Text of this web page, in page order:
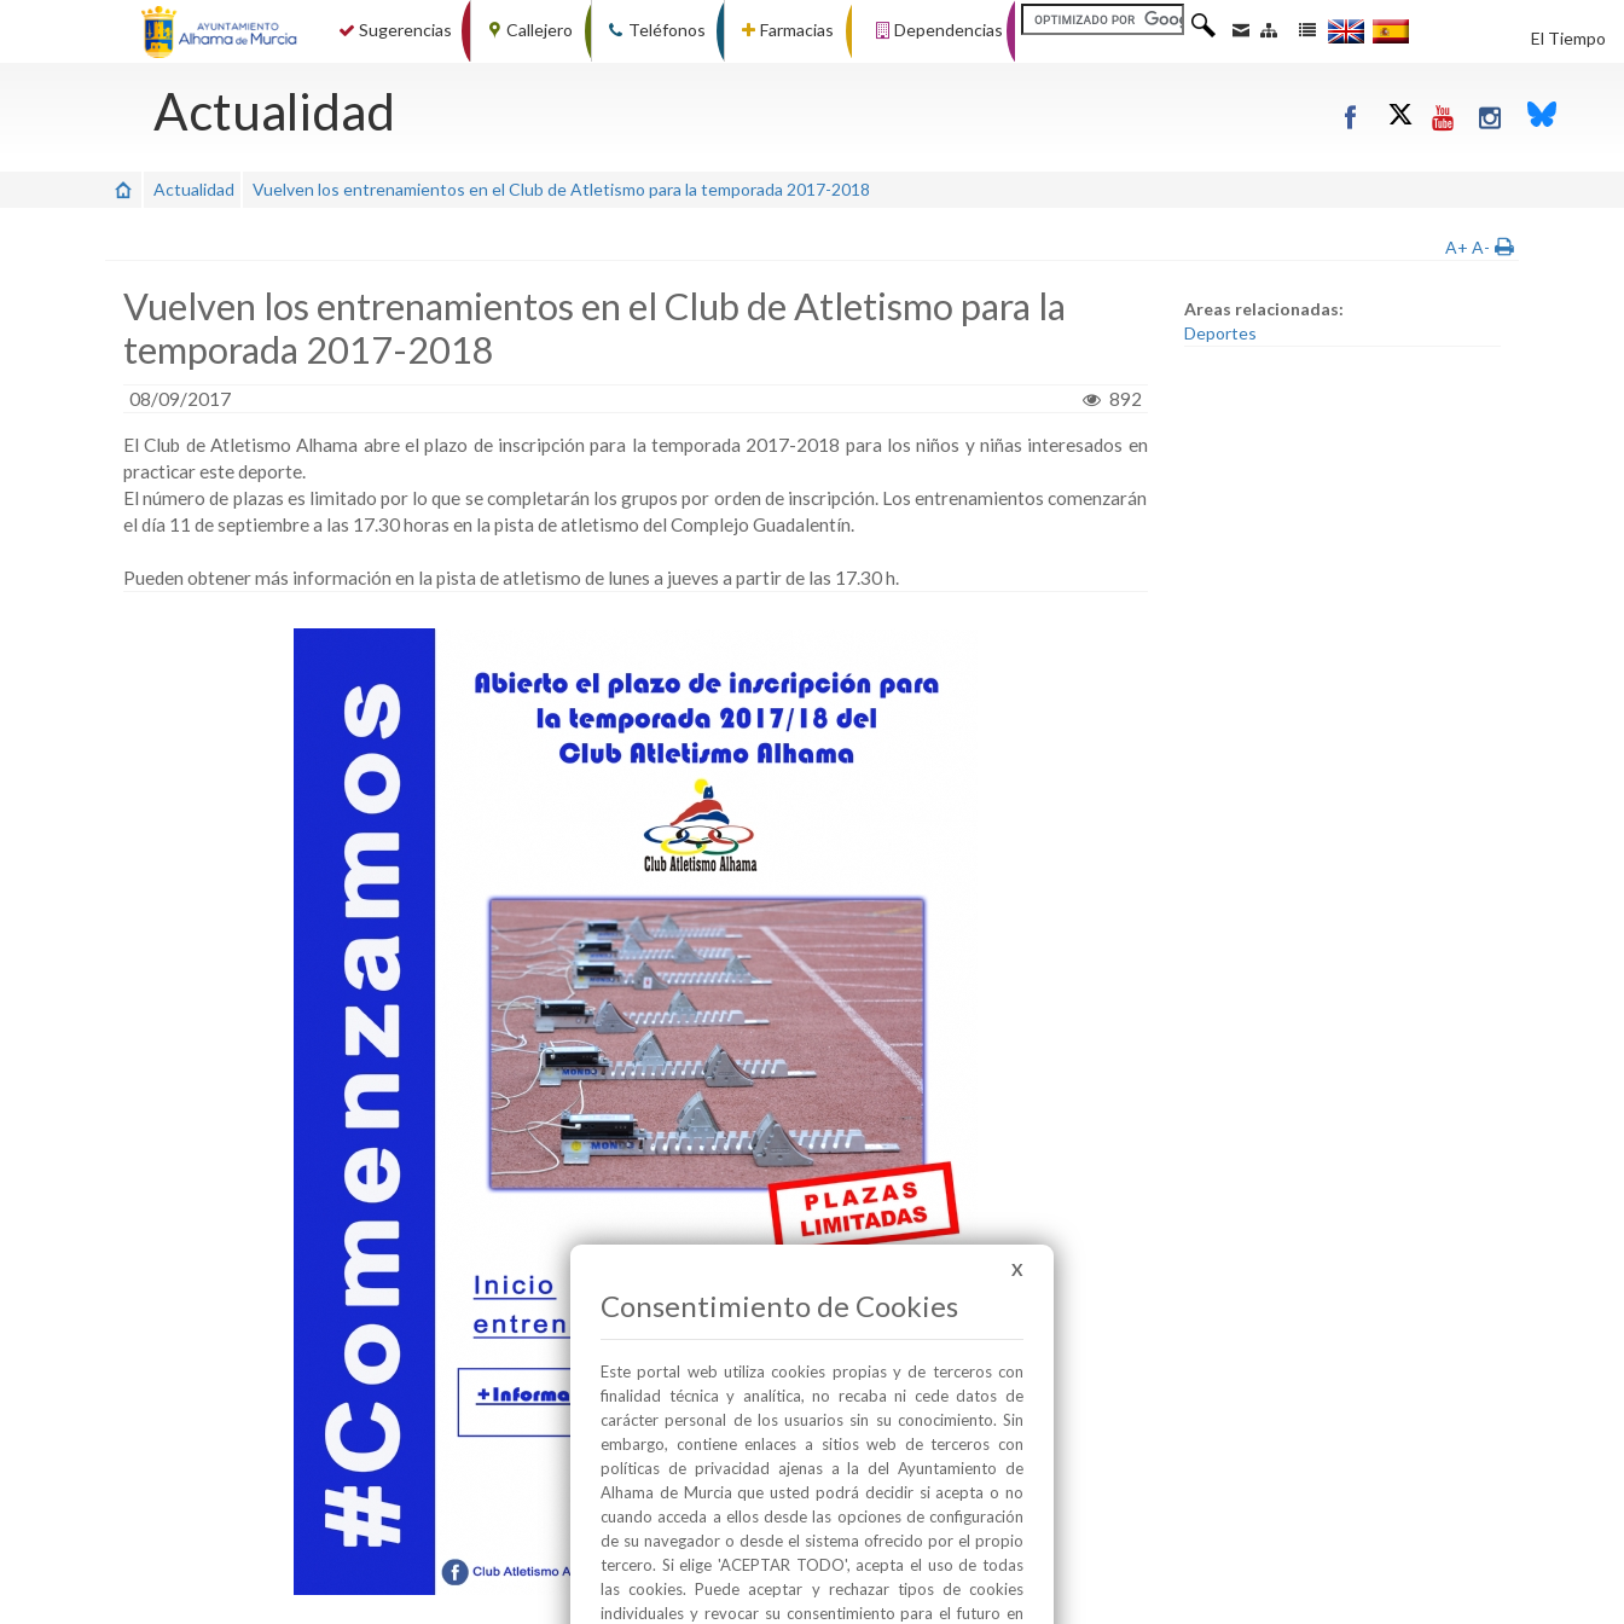
Sugerencias Callejero Teléfonos Farmacias Dependencias El Tiempo
Actualidad
Actualidad Vuelven los entrenamientos en el Club de Atletismo para la temporada 2017-2018
A+ A-
Vuelven los entrenamientos en el Club de Atletismo para la
temporada 2017-2018
08/09/2017 892
El Club de Atletismo Alhama abre el plazo de inscripción para la temporada 2017-2018 para los niños y niñas interesados en
practicar este deporte.
El número de plazas es limitado por lo que se completarán los grupos por orden de inscripción. Los entrenamientos comenzarán
el día 11 de septiembre a las 17.30 horas en la pista de atletismo del Complejo Guadalentín.
Pueden obtener más información en la pista de atletismo de lunes a jueves a partir de las 17.30 h.
Areas relacionadas:
Deportes
X
Consentimiento de Cookies
Este portal web utiliza cookies propias y de terceros con
finalidad técnica y analítica, no recaba ni cede datos de
carácter personal de los usuarios sin su conocimiento. Sin
embargo, contiene enlaces a sitios web de terceros con
políticas de privacidad ajenas a la del Ayuntamiento de
Alhama de Murcia que usted podrá decidir si acepta o no
cuando acceda a ellos desde las opciones de configuración
de su navegador o desde el sistema ofrecido por el propio
tercero. Si elige 'ACEPTAR TODO', acepta el uso de todas
las cookies. Puede aceptar y rechazar tipos de cookies
individuales y revocar su consentimiento para el futuro en